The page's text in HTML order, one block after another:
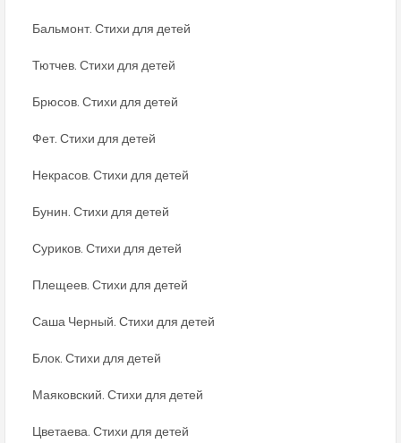
Бальмонт. Стихи для детей
Тютчев. Стихи для детей
Брюсов. Стихи для детей
Фет. Стихи для детей
Некрасов. Стихи для детей
Бунин. Стихи для детей
Суриков. Стихи для детей
Плещеев. Стихи для детей
Саша Черный. Стихи для детей
Блок. Стихи для детей
Маяковский. Стихи для детей
Цветаева. Стихи для детей